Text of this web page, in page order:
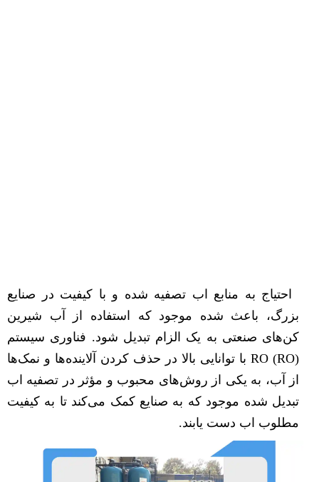
احتیاج به منابع اب تصفیه شده و با کیفیت در صنایع
بزرگ، باعث شده موجود که استفاده از آب شیرین
کن‌های صنعتی به یک الزام تبدیل شود. فناوری سیستم
RO (RO) با توانایی بالا در حذف کردن آلاینده‌ها و نمک‌ها
از آب، به یکی از روش‌های محبوب و مؤثر در تصفیه اب
تبدیل شده موجود که به صنایع کمک می‌کند تا به کیفیت
مطلوب اب دست یابند.